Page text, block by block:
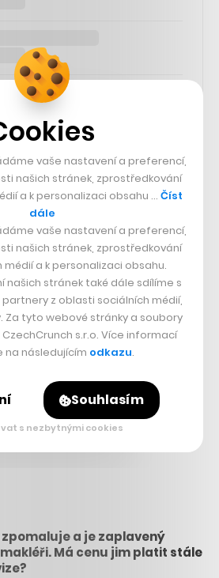
a je zaplavený
Má cenu jim platit stále
vaše nastavení a preferencí,
našich stránek, zprostředkování
a k personalizaci obsahu … Číst
dále
vaše nastavení a preferencí,
našich stránek, zprostředkování
médií a k personalizaci obsahu.
našich stránek také dále sdílíme s
z oblasti sociálních médií,
Za tyto webové stránky a soubory
s.r.o. Více informací
na následujícím odkazu.
Souhlasím
s nezbytnými cookies